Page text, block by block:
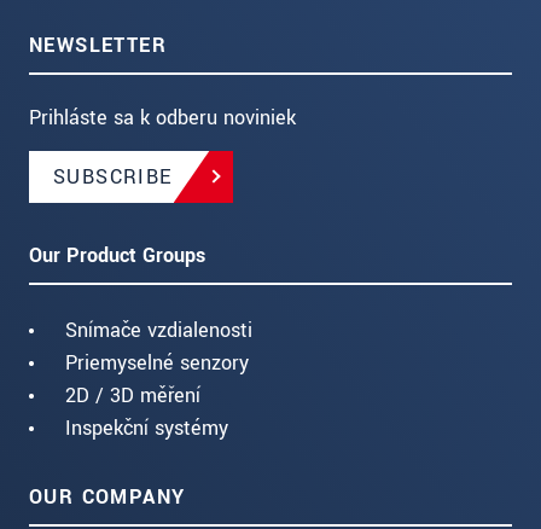
NEWSLETTER
Prihláste sa k odberu noviniek
SUBSCRIBE
Our Product Groups
Snímače vzdialenosti
Priemyselné senzory
2D / 3D měření
Inspekční systémy
OUR COMPANY